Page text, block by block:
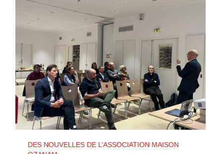
DES NOUVELLES DE L’ASSOCIATION MAISON